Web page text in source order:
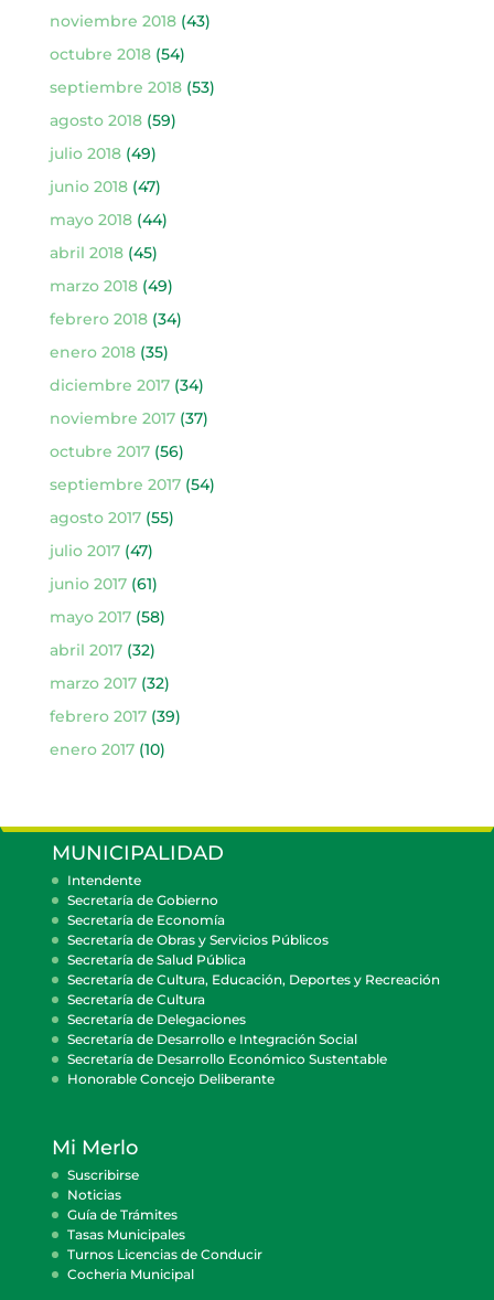
noviembre 2018(43)
octubre 2018(54)
septiembre 2018(53)
agosto 2018(59)
julio 2018(49)
junio 2018(47)
mayo 2018(44)
abril 2018(45)
marzo 2018(49)
febrero 2018(34)
enero 2018(35)
diciembre 2017(34)
noviembre 2017(37)
octubre 2017(56)
septiembre 2017(54)
agosto 2017(55)
julio 2017(47)
junio 2017(61)
mayo 2017(58)
abril 2017(32)
marzo 2017(32)
febrero 2017(39)
enero 2017(10)
MUNICIPALIDAD
Intendente
Secretaría de Gobierno
Secretaría de Economía
Secretaría de Obras y Servicios Públicos
Secretaría de Salud Pública
Secretaría de Cultura, Educación, Deportes y Recreación
Secretaría de Cultura
Secretaría de Delegaciones
Secretaría de Desarrollo e Integración Social
Secretaría de Desarrollo Económico Sustentable
Honorable Concejo Deliberante
Mi Merlo
Suscribirse
Noticias
Guía de Trámites
Tasas Municipales
Turnos Licencias de Conducir
Cocheria Municipal